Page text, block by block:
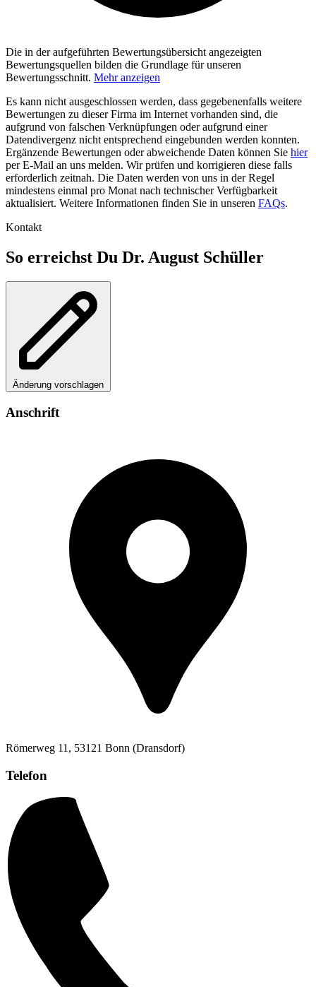
Die in der aufgeführten Bewertungsübersicht angezeigten
Bewertungsquellen bilden die Grundlage für unseren
Bewertungsschnitt. Mehr anzeigen
Es kann nicht ausgeschlossen werden, dass gegebenenfalls weitere
Bewertungen zu dieser Firma im Internet vorhanden sind, die
aufgrund von falschen Verknüpfungen oder aufgrund einer
Datendivergenz nicht entsprechend eingebunden werden konnten.
Ergänzende Bewertungen oder abweichende Daten können Sie hier
per E-Mail an uns melden. Wir prüfen und korrigieren diese falls
erforderlich zeitnah. Die Daten werden von uns in der Regel
mindestens einmal pro Monat nach technischer Verfügbarkeit
aktualisiert. Weitere Informationen finden Sie in unseren FAQs.
Kontakt
So erreichst Du Dr. August Schüller
Änderung vorschlagen
Anschrift
Römerweg 11, 53121 Bonn (Dransdorf)
Telefon